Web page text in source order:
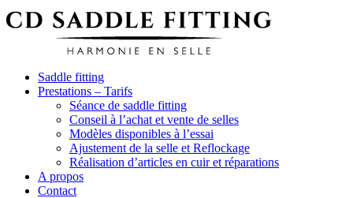
Saddle fitting
Prestations – Tarifs
Séance de saddle fitting
Conseil à l’achat et vente de selles
Modèles disponibles à l’essai
Ajustement de la selle et Reflockage
Réalisation d’articles en cuir et réparations
A propos
Contact